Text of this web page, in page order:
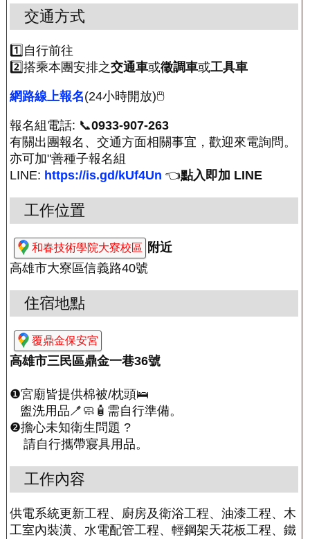
交通方式
1️⃣自行前往
2️⃣搭乘本團安排之交通車或徵調車或工具車
網路線上報名(24小時開放)🖱
報名組電話: 📞0933-907-263
有關出團報名、交通方面相關事宜，歡迎來電詢問。
亦可加"善種子報名組
LINE: https://is.gd/kUf4Un 👈點入即加 LINE
工作位置
和春技術學院大寮校區
附近
高雄市大寮區信義路40號
住宿地點
覆鼎金保安宮
高雄市三民區鼎金一巷36號
❶宮廟皆提供棉被/枕頭🛌
盥洗用品🪥🧼🧴需自行準備。
❷擔心未知衛生問題 ?
請自行攜帶寢具用品。
工作內容
供電系統更新工程、廚房及衛浴工程、油漆工程、木
工室內裝潢、水電配管工程、輕鋼架天花板工程、鐵